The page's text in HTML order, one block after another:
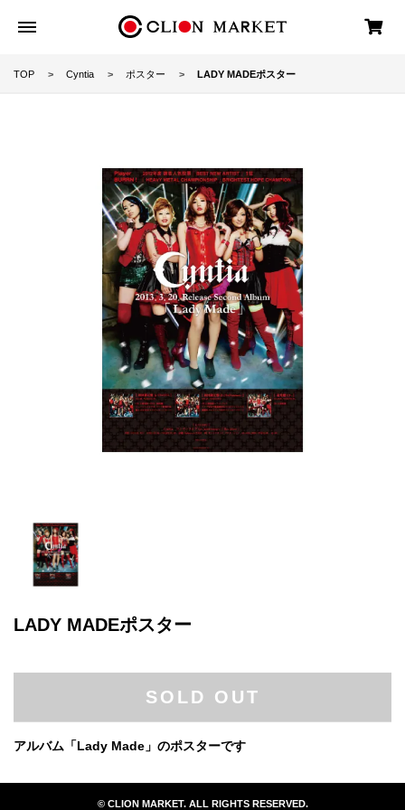
TOP Cyntia ポスター LADY MADEポスター
LADY MADEポスター
SOLD OUT
アルバム「Lady Made」のポスターです
© CLION MARKET. ALL RIGHTS RESERVED.